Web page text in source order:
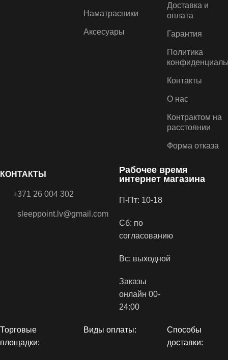
Наматрасники
Аксесуары
КОНТАКТЫ
+371 26 004 302
sleeppoint.lv@gmail.com
Доставка и
оплата
Гарантия
Политика
Контакты
О нас
Контрактом на
расстоянии
Форма отказа
Рабочее время
интернет магазина
П-Пт: 10-18
Сб: по
согласованию
Вс: выходной
Заказы
онлайн 00-
24:00
Виды оплаты:
Способы
доставки:
Торговые
площадки: